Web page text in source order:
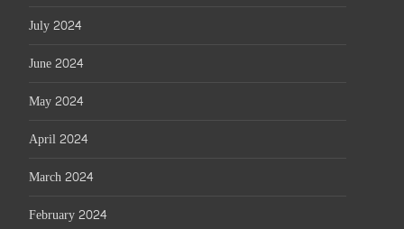
July 2024
June 2024
May 2024
April 2024
March 2024
February 2024